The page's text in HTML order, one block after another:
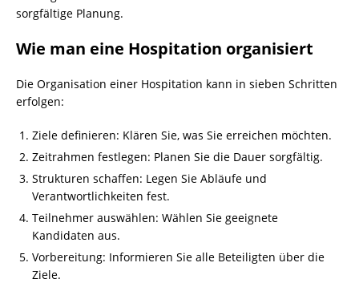
sorgfältige Planung.
Wie man eine Hospitation organisiert
Die Organisation einer Hospitation kann in sieben Schritten
erfolgen:
Ziele definieren: Klären Sie, was Sie erreichen möchten.
Zeitrahmen festlegen: Planen Sie die Dauer sorgfältig.
Strukturen schaffen: Legen Sie Abläufe und
Verantwortlichkeiten fest.
Teilnehmer auswählen: Wählen Sie geeignete
Kandidaten aus.
Vorbereitung: Informieren Sie alle Beteiligten über die
Ziele.